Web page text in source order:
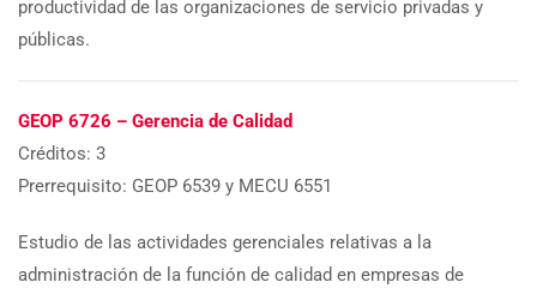
productividad de las organizaciones de servicio privadas y
públicas.
GEOP 6726 – Gerencia de Calidad
Créditos: 3
Prerrequisito: GEOP 6539 y MECU 6551
Estudio de las actividades gerenciales relativas a la
administración de la función de calidad en empresas de